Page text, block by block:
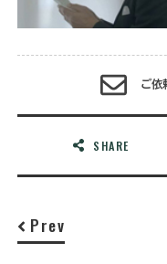
ご依
SHARE
Prev